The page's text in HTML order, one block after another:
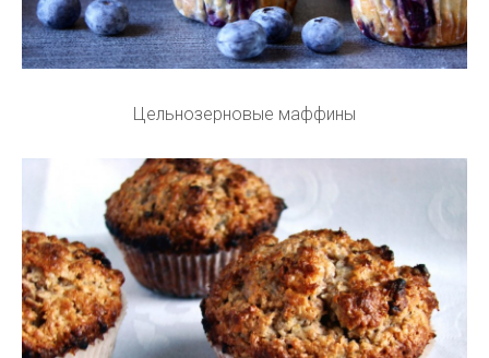
Цельнозерновые маффины